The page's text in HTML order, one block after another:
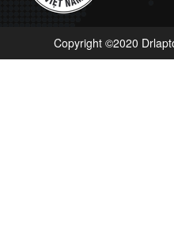
Copyright ©2020